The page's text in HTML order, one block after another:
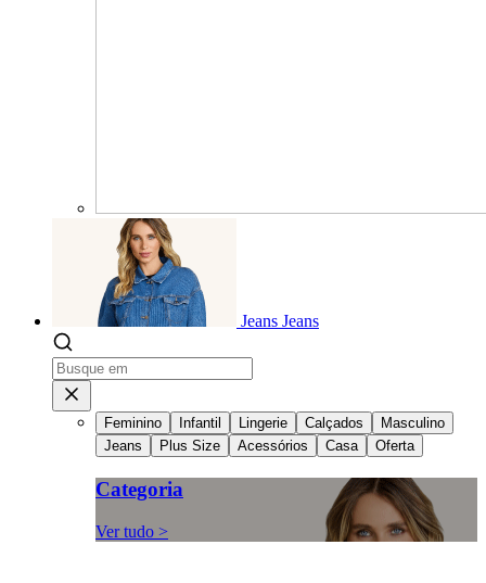
Jeans Jeans
Feminino Infantil Lingerie Calçados
Masculino
Jeans
Plus Size Acessórios Casa Oferta
Categoria
Ver tudo >